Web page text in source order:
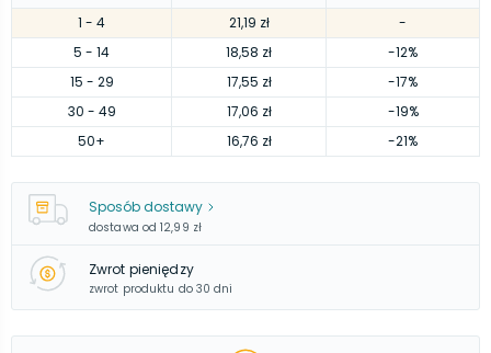
1 - 4 21,19 zł
-
5 - 14 18,58 zł
-12%
15 - 29 17,55 zł
-17%
30 - 49 17,06 zł
-19%
50+ 16,76 zł -21%
Sposób dostawy
dostawa od 12,99 zł
Zwrot pieniędzy
zwrot produktu do 30 dni